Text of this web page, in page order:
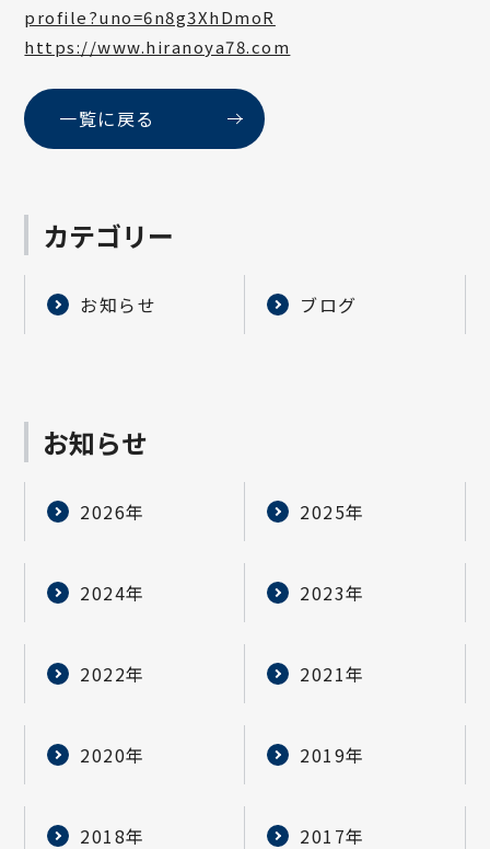
profile?uno=6n8g3XhDmoR
https://www.hiranoya78.com
一覧に戻る
カテゴリー
お知らせ ブログ
お知らせ
2026年 2025年
2024年 2023年
2022年 2021年
2020年 2019年
2018年 2017年